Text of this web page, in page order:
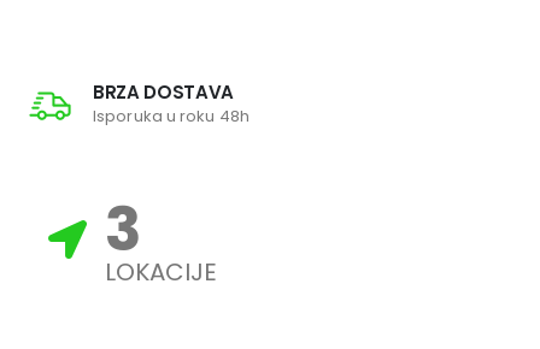
BRZA DOSTAVA
Isporuka u roku 48h
3
LOKACIJE